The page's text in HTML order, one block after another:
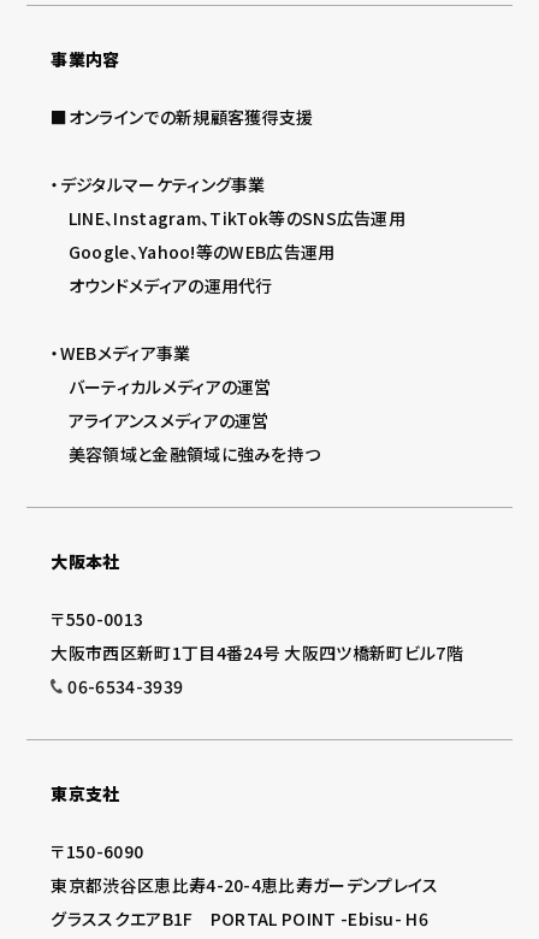
事業内容
■オンラインでの新規顧客獲得支援
・デジタルマーケティング事業
LINE、Instagram、TikTok等のSNS広告運用
Google、Yahoo!等のWEB広告運用
オウンドメディアの運用代行
・WEBメディア事業
バーティカルメディアの運営
アライアンスメディアの運営
美容領域と金融領域に強みを持つ
大阪本社
〒550-0013
大阪市西区新町1丁目4番24号 大阪四ツ橋新町ビル7階
06-6534-3939
東京支社
〒150-6090
東京都渋谷区恵比寿4-20-4恵比寿ガーデンプレイス
グラススクエアB1F PORTAL POINT -Ebisu- H6